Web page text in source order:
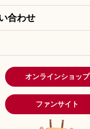
合わせ
オンラインショップ
ファンサイト